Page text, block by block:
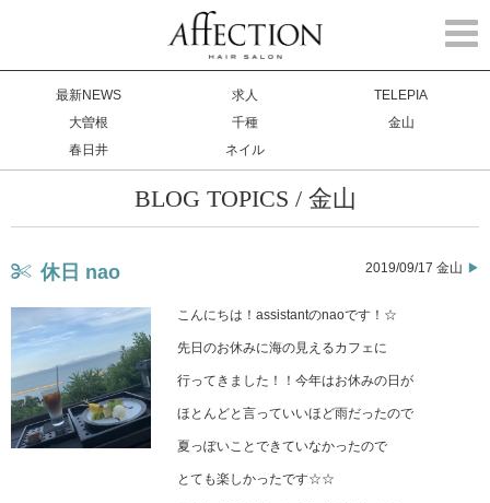
最新NEWS 求人
TELEPIA
大曽根
千種
金山
春日井
ネイル
BLOG TOPICS / 金山
休日 nao 2019/09/17 金山
こんにちは！assistantのnaoです！☆
先日のお休みに海の見えるカフェに
行ってきました！！今年はお休みの日が
ほとんどと言っていいほど雨だったので
夏っぽいことできていなかったので
とても楽しかったです☆☆